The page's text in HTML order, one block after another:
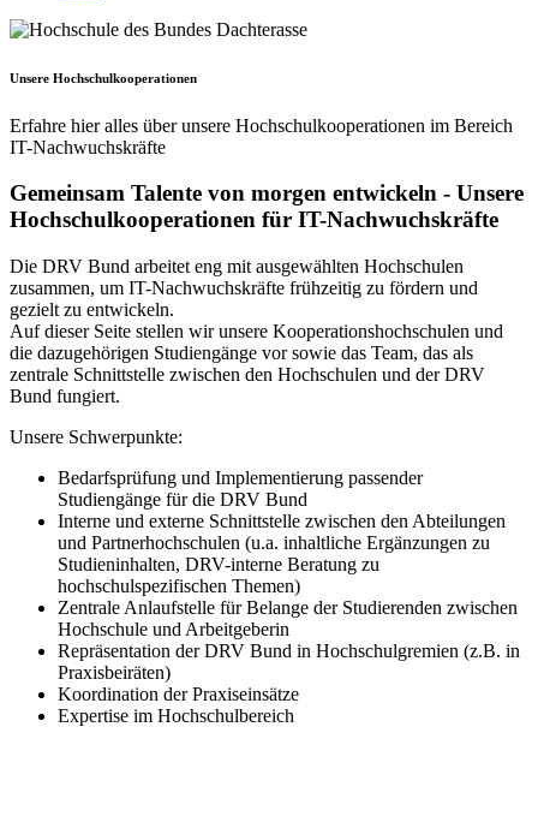
Unsere Hoch­schul­koopera­tionen
Erfahre hier alles über unsere Hochschulkooperationen im Bereich
IT-Nachwuchskräfte
Gemeinsam Talente von morgen entwickeln - Unsere
Hochschulkooperationen für IT-Nachwuchskräfte
Die DRV Bund arbeitet eng mit ausgewählten Hochschulen
zusammen, um IT-Nachwuchskräfte frühzeitig zu fördern und
gezielt zu entwickeln.
Auf dieser Seite stellen wir unsere Kooperationshochschulen und
die dazugehörigen Studiengänge vor sowie das Team, das als
zentrale Schnittstelle zwischen den Hochschulen und der DRV
Bund fungiert.
Unsere Schwerpunkte:
Bedarfsprüfung und Implementierung passender
Studiengänge für die DRV Bund
Interne und externe Schnittstelle zwischen den Abteilungen
und Partnerhochschulen (u.a. inhaltliche Ergänzungen zu
Studieninhalten, DRV-interne Beratung zu
hochschulspezifischen Themen)
Zentrale Anlaufstelle für Belange der Studierenden zwischen
Hochschule und Arbeitgeberin
Repräsentation der DRV Bund in Hochschulgremien (z.B. in
Praxisbeiräten)
Koordination der Praxiseinsätze
Expertise im Hochschulbereich